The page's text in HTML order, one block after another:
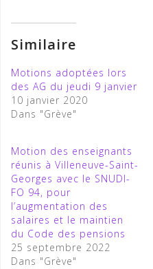
Similaire
Motions adoptées lors
des AG du jeudi 9 janvier
10 janvier 2020
Dans "Grève"
Motion des enseignants
réunis à Villeneuve-Saint-
Georges avec le SNUDI-
FO 94, pour
l’augmentation des
salaires et le maintien
du Code des pensions
25 septembre 2022
Dans "Grève"